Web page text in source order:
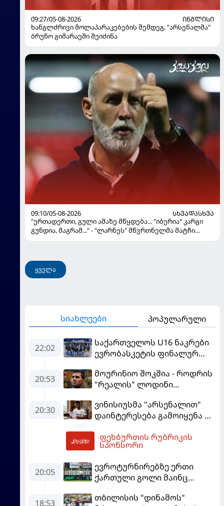
09:27/05-08-2026
ᲘᲜᲒᲚᲘᲡᲘ
ხანგლძრივი მოლაპარაკებების შემდეგ, "არსენალმა"
ბრუნო გიმარაეში შეიძინა
09:10/05-08-2026
ᲡᲮᲕᲐᲓᲐᲡᲮᲕᲐ
"ერთადერთი, გული ამაზე მწყდება... "იბერია" კარგი
გუნდია, მაგრამ..." - "ლარნეს" მწვრთნელმა მატჩი
ყველა
სიახლეები პოპულარული
22:02
საქართველოს U16 ნაკრები
ევრობასკეტის ფინალურ
ასპარეზობას იწყებს
20:53
მოურინიო შოკშია - როდრის
"რეალის" ლოდინი
"ბარსელონაში" გადადის
20:30
ვინისიუსმა "არსენალით"
დაინტერესება გამოიყენა და
მომგებიანად გააგრძელა
ფეხბურთის რუბრიკის
სპონსორი
20:05
ევროტურნირებზე ერთი
ქართული გოლი მაინც
18:53
თბილისის "დინამოს"